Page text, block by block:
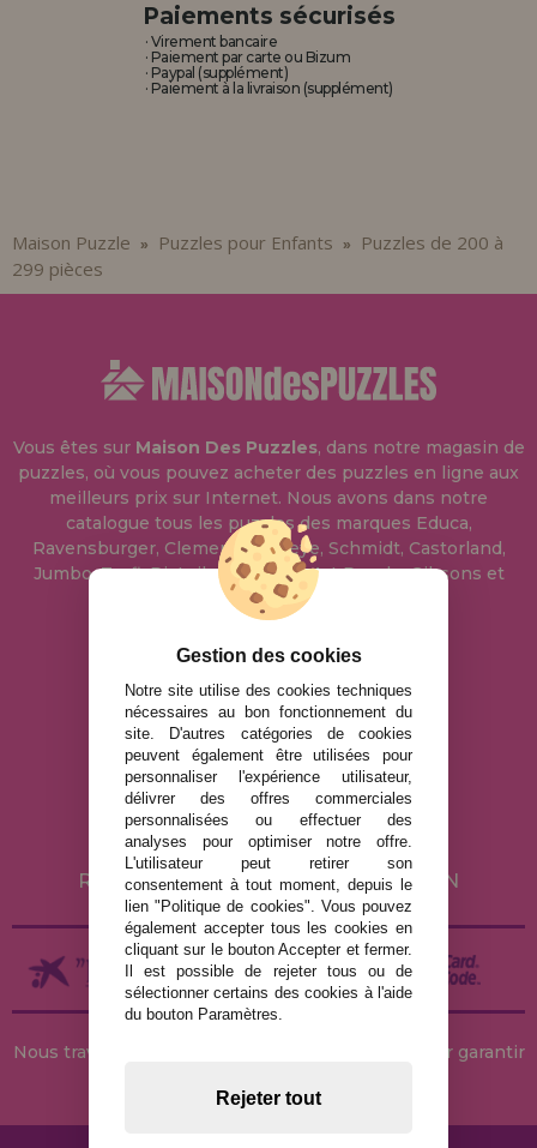
Paiements sécurisés
· Virement bancaire
· Paiement par carte ou Bizum
· Paypal (supplément)
· Paiement à la livraison (supplément)
Maison Puzzle » Puzzles pour Enfants »
Puzzles de 200 à
299 pièces
Vous êtes sur Maison Des Puzzles, dans notre magasin de
puzzles, où vous pouvez acheter des puzzles en ligne aux
meilleurs prix sur Internet. Nous avons dans notre
catalogue tous les puzzles des marques Educa,
Ravensburger, Clementoni, Heye, Schmidt, Castorland,
Jumbo, Trefl, Piatnik, Anatolian, Art Puzzle, Gibsons et
bien d'autres.
info@maisondespuzzles.fr
MENTIONS LÉGALES
POLITIQUE DE CONFIDENTIALITÉ
POLITIQUE DE COOKIES
LIVRAISON ET RETOUR
RETOURS / DROIT DE RÉTRACTATION
Nous travaillons avec des stocks permanents pour garantir
Gestion des cookies
Notre site utilise des cookies techniques
nécessaires au bon fonctionnement du
site. D'autres catégories de cookies
peuvent également être utilisées pour
personnaliser l'expérience utilisateur,
délivrer des offres commerciales
personnalisées ou effectuer des
analyses pour optimiser notre offre.
L'utilisateur peut retirer son
consentement à tout moment, depuis le
lien "Politique de cookies". Vous pouvez
également accepter tous les cookies en
cliquant sur le bouton Accepter et fermer.
Il est possible de rejeter tous ou de
sélectionner certains des cookies à l'aide
du bouton Paramètres.
Rejeter tout